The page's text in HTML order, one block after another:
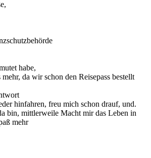
habe,
da wir schon den Reisepass bestellt
hinfahren, freu mich schon drauf, und.
bin, mittlerweile Macht mir das Leben in
mehr